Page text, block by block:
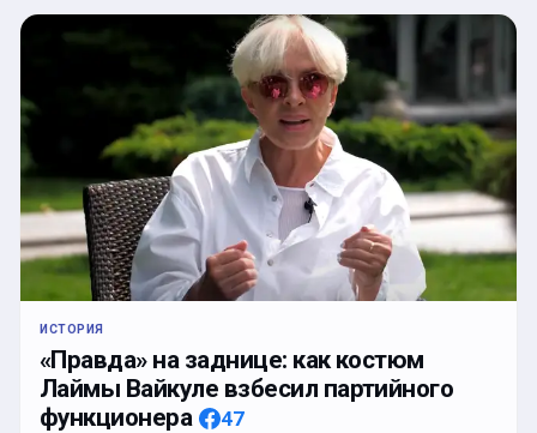
ИСТОРИЯ
«Правда» на заднице: как костюм
Лаймы Вайкуле взбесил партийного
функционера
47